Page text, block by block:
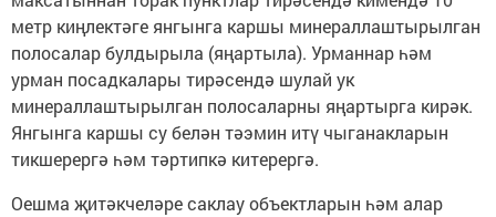
метр киңлектәге янгынга каршы минераллаштырылган
полосалар булдырыла (яңартыла). Урманнар һәм
урман посадкалары тирәсендә шулай ук
минераллаштырылган полосаларны яңартырга кирәк.
Янгынга каршы су белән тәэмин итү чыганакларын
тикшерергә һәм тәртипкә китерергә.
Оешма җитәкчеләре саклау объектларын һәм алар